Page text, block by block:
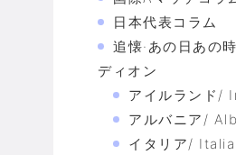
日本代表コラム
追懐·あの日あの
ディオン
アイルランド/
アルバニア/
イタリア/ Italia